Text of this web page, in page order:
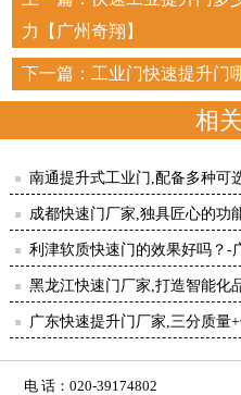
力【广州奇翔】
下一篇： 工业门快速提升门
相
南通提升式工业门,配备多种可
成都快速门厂家,独具匠心的功
翔】
利津软质快速门的效果好吗？-
黑龙江快速门厂家,打造智能化
广东快速提升门厂家,三分质量
电 话：020-39174802